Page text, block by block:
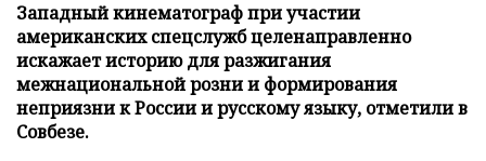
Западный кинематограф при участии
американских спецслужб целенаправленно
искажает историю для разжигания
межнациональной розни и формирования
неприязни к России и русскому языку, отметили в
Совбезе.